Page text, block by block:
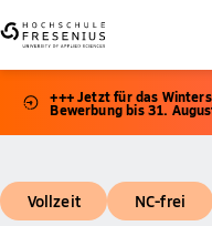
+++ Jetzt für das
Bewerbung bis 31.
Vollzeit NC-frei